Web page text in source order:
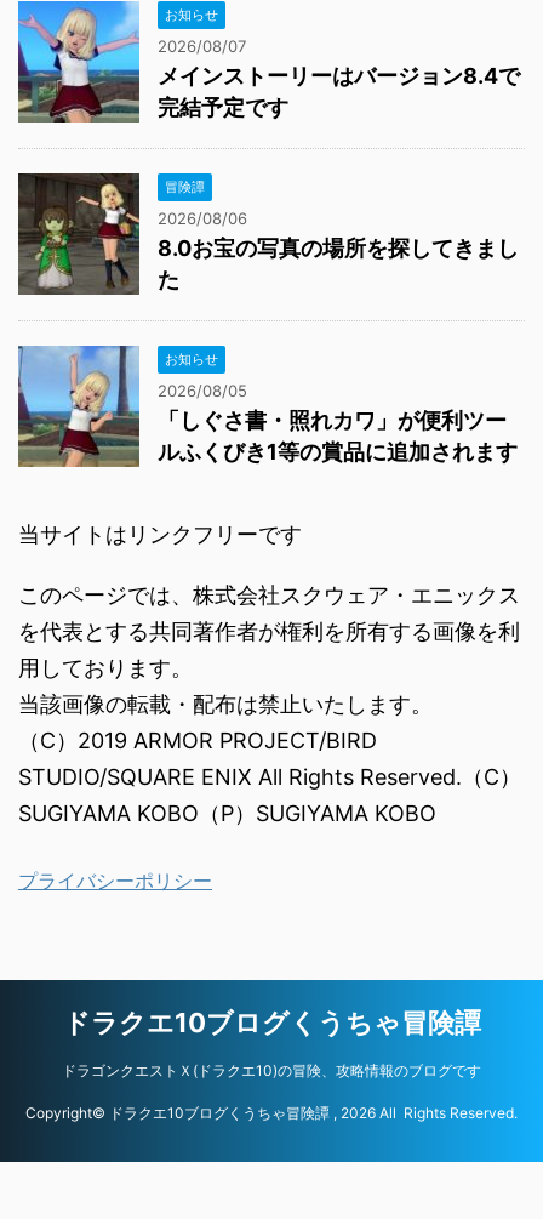
お知らせ
2026/08/07
メインストーリーはバージョン8.4で
完結予定です
冒険譚
2026/08/06
8.0お宝の写真の場所を探してきまし
た
お知らせ
2026/08/05
「しぐさ書・照れカワ」が便利ツー
ルふくびき1等の賞品に追加されます
当サイトはリンクフリーです
このページでは、株式会社スクウェア・エニックス
を代表とする共同著作者が権利を所有する画像を利
用しております。
当該画像の転載・配布は禁止いたします。
（C）2019 ARMOR PROJECT/BIRD
STUDIO/SQUARE ENIX All Rights Reserved.（C）
SUGIYAMA KOBO（P）SUGIYAMA KOBO
プライバシーポリシー
ドラクエ10ブログくうちゃ冒険譚
ドラゴンクエストＸ(ドラクエ10)の冒険、攻略情報のブログです
Copyright© ドラクエ10ブログくうちゃ冒険譚 , 2026 All Rights Reserved.